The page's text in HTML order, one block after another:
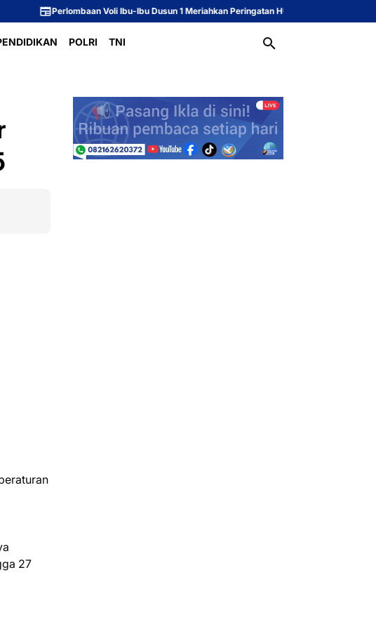
Voli Ibu-Ibu Dusun 1 Meriahkan Peringatan HUT ke-81 Republik Indonesia
POLRI TNI
27